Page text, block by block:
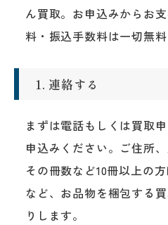
ん買取。お申込みからお
料・振込手数料は一切無料
1. 連絡する
まずは電話もしくは買取
申込みください。ご住所
その冊数など10冊以上の
など、お品物を梱包する
りします。